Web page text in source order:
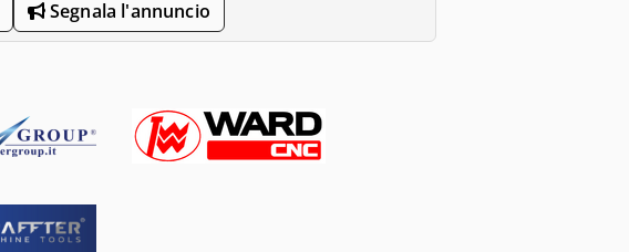
Segnala l'annuncio